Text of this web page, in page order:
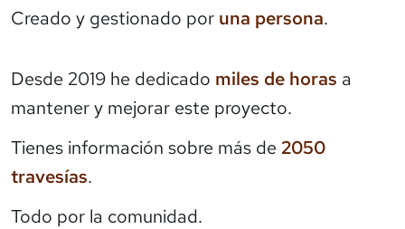
Creado y gestionado por una persona.
Desde 2019 he dedicado miles de horas a
mantener y mejorar este proyecto.
Tienes información sobre más de 2050
travesías.
Todo por la comunidad.